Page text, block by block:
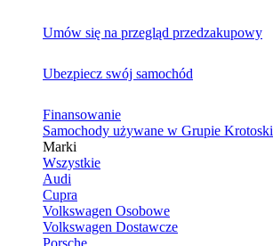
Umów się na przegląd przedzakupowy
Ubezpiecz swój samochód
Finansowanie
Samochody używane w Grupie Krotoski
Marki
Wszystkie
Audi
Cupra
Volkswagen Osobowe
Volkswagen Dostawcze
Porsche